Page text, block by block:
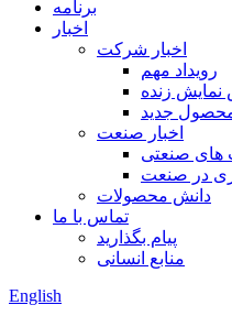
برنامه
اخبار
اخبار شرکت
رویداد مهم
نمایش زنده
محصول جدید
اخبار صنعت
های صنعتی
در صنعت
دانش محصولات
تماس با ما
پیام بگذارید
منابع انسانی
English